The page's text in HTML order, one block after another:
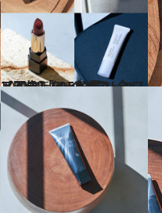
2021.12.14
【画像】CREAベストコスメ2021「メイク篇」全47アイテムを一気見！
ビューティ＆ヘルス